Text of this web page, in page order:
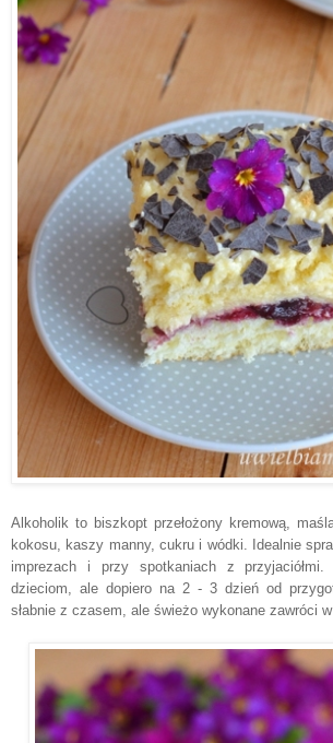
Alkoholik to biszkopt przełożony kremową,
kokosu, kaszy manny, cukru i wódki. Idealnie
imprezach i przy spotkaniach z
dzieciom, ale dopiero na 2 - 3 dzień od
słabnie z czasem, ale świeżo wykonane zawróci w